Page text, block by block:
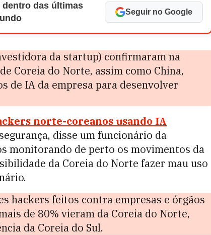
dentro das últimas
Seguir no Google
da startup) confirmaram na
Coreia do Norte, assim como China,
de IA da empresa para desenvolver
norte-coreanos usando IA
disse um funcionário da
monitorando de perto os movimentos da
da Coreia do Norte fazer mau uso
hackers feitos contra empresas e órgãos
de 80% vieram da Coreia do Norte,
da Coreia do Sul.